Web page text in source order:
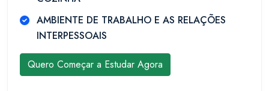
AMBIENTE DE TRABALHO E AS RELAÇÕES
INTERPESSOAIS
Quero Começar a Estudar Agora